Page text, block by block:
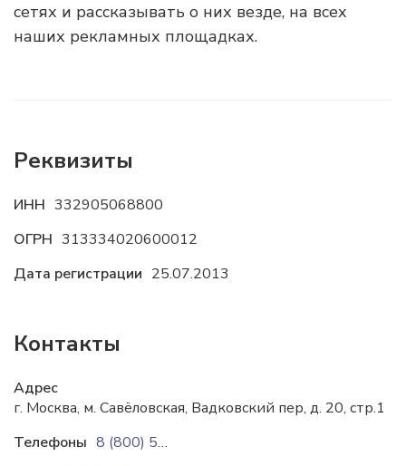
сетях и рассказывать о них везде, на всех
наших рекламных площадках.
Реквизиты
ИНН 332905068800
ОГРН 313334020600012
Дата регистрации 25.07.2013
Контакты
Адрес
г. Москва, м. Савёловская, Вадковский пер, д. 20, стр.1
Телефоны
8 (800) 550-54-93